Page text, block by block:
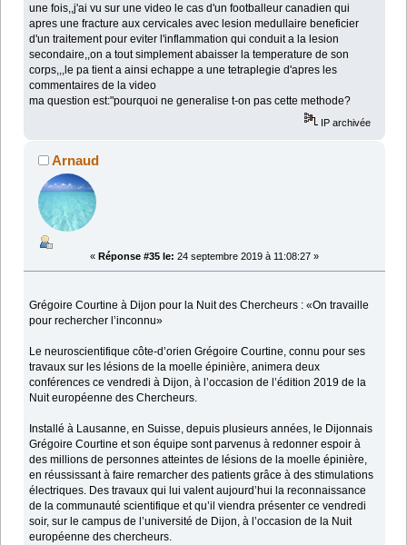
une fois,,j'ai vu sur une video le cas d'un footballeur canadien qui
apres une fracture aux cervicales avec lesion medullaire beneficier
d'un traitement pour eviter l'inflammation qui conduit a la lesion
secondaire,,on a tout simplement abaisser la temperature de son
corps,,,le pa tient a ainsi echappe a une tetraplegie d'apres les
commentaires de la video
ma question est:"pourquoi ne generalise t-on pas cette methode?
IP archivée
Arnaud
« Réponse #35 le: 24 septembre 2019 à 11:08:27 »
Grégoire Courtine à Dijon pour la Nuit des Chercheurs : «On travaille
pour rechercher l’inconnu»
Le neuroscientifique côte-d’orien Grégoire Courtine, connu pour ses
travaux sur les lésions de la moelle épinière, animera deux
conférences ce vendredi à Dijon, à l’occasion de l’édition 2019 de la
Nuit européenne des Chercheurs.
Installé à Lausanne, en Suisse, depuis plusieurs années, le Dijonnais
Grégoire Courtine et son équipe sont parvenus à redonner espoir à
des millions de personnes atteintes de lésions de la moelle épinière,
en réussissant à faire remarcher des patients grâce à des stimulations
électriques. Des travaux qui lui valent aujourd’hui la reconnaissance
de la communauté scientifique et qu’il viendra présenter ce vendredi
soir, sur le campus de l’université de Dijon, à l’occasion de la Nuit
européenne des chercheurs.